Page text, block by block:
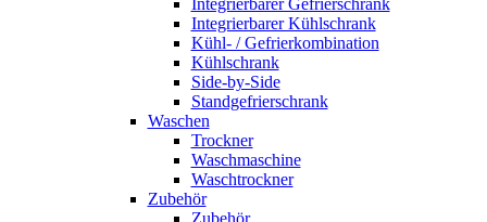
Integrierbarer Gefrierschrank
Integrierbarer Kühlschrank
Kühl- / Gefrierkombination
Kühlschrank
Side-by-Side
Standgefrierschrank
Waschen
Trockner
Waschmaschine
Waschtrockner
Zubehör
Zubehör